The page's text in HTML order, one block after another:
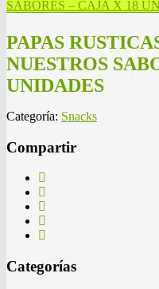
SABORES – CAJA X 18
PAPAS
NUESTROS
UNIDADES
Categoría: Snacks
Compartir
Categorías